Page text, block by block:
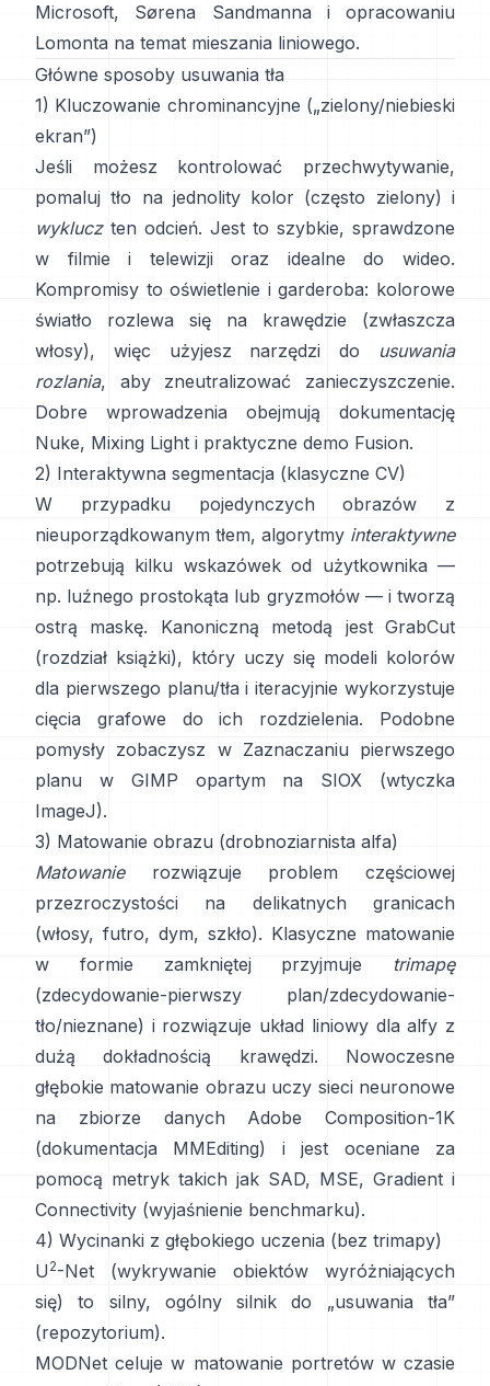
Microsoft, Sørena Sandmannai
opracowaniu
Lomonta na temat mieszania liniowego.
Główne sposoby usuwania tła
1) Kluczowanie chrominancyjne („zielony/niebieski
ekran”)
Jeśli możesz kontrolować przechwytywanie,
pomaluj tło na jednolity kolor (często zielony) i
wykluczten odcień. Jest to szybkie, sprawdzone
w filmie i telewizji oraz idealne do wideo.
Kompromisy to oświetlenie i garderoba: kolorowe
światło rozlewa się na krawędzie (zwłaszcza
włosy), więc użyjesz narzędzi do usuwania
rozlania, aby zneutralizować zanieczyszczenie.
Dobre wprowadzenia obejmują dokumentację
Nuke, Mixing Light i praktyczne demo Fusion.
2) Interaktywna segmentacja (klasyczne CV)
W przypadku pojedynczych obrazów z
nieuporządkowanym tłem, algorytmy interaktywne
potrzebują kilku wskazówek od użytkownika —
np. luźnego prostokąta lub gryzmołów — i tworzą
ostrą maskę. Kanoniczną metodą jest GrabCut
(rozdział książki), który uczy się modeli kolorów
dla pierwszego planu/tła i iteracyjnie wykorzystuje
cięcia grafowe do ich rozdzielenia. Podobne
pomysły zobaczysz w Zaznaczaniu pierwszego
planu w GIMP opartym na SIOX (wtyczka
ImageJ).
3) Matowanie obrazu (drobnoziarnista alfa)
Matowanierozwiązuje problem częściowej
przezroczystości na delikatnych granicach
(włosy, futro, dym, szkło). Klasyczne matowanie
w formie zamkniętej
przyjmuje trimapę
(zdecydowanie-pierwszy plan/zdecydowanie-
tło/nieznane) i rozwiązuje układ liniowy dla alfy z
dużą dokładnością krawędzi. Nowoczesne
głębokie matowanie obrazu uczy sieci neuronowe
na zbiorze danych Adobe Composition-1K
(dokumentacja MMEditing) i jest oceniane za
pomocą metryk takich jak SAD, MSE, Gradient i
Connectivity (wyjaśnienie benchmarku).
4) Wycinanki z głębokiego uczenia (bez trimapy)
U 2-Net (wykrywanie obiektów wyróżniających
się) to silny, ogólny silnik do „usuwania tła”
(repozytorium).
MODNet celuje w matowanie portretów w czasie